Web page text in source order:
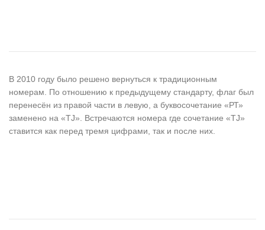
В 2010 году было решено вернуться к традиционным
номерам. По отношению к предыдущему стандарту, флаг был
перенесён из правой части в левую, а буквосочетание «РТ»
заменено на «TJ». Встречаются номера где сочетание «TJ»
ставится как перед тремя цифрами, так и после них.